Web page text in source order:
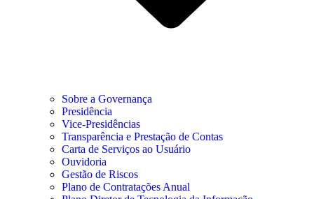
Sobre a Governança
Presidência
Vice-Presidências
Transparência e Prestação de Contas
Carta de Serviços ao Usuário
Ouvidoria
Gestão de Riscos
Plano de Contratações Anual